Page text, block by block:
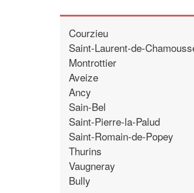
Courzieu
Saint-Laurent-de-
Montrottier
Aveize
Ancy
Sain-Bel
Saint-Pierre-la-Palud
Saint-Romain-de-Popey
Thurins
Vaugneray
Bully